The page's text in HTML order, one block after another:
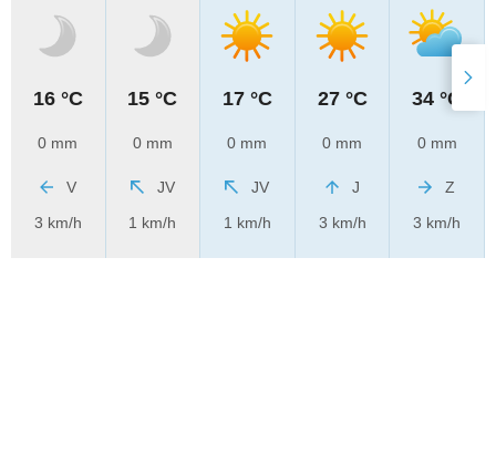
16 °C
0 mm
V
3 km/h
15 °C
0 mm
JV
1 km/h
17 °C
0 mm
JV
1 km/h
27 °C
0 mm
J
3 km/h
34 °C
0 mm
Z
3 km/h